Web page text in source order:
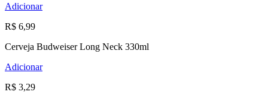
Adicionar
R$ 6,99
Cerveja Budweiser Long Neck 330ml
Adicionar
R$ 3,29